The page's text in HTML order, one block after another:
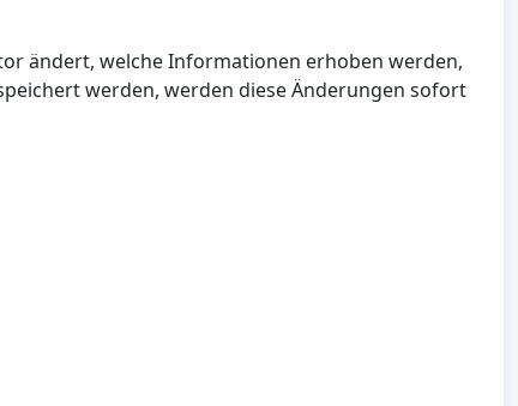
ändert, welche Informationen erhoben werden,
werden, werden diese Änderungen sofort